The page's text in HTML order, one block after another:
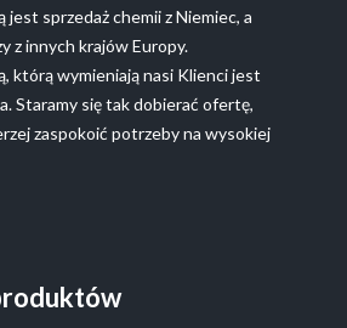
jest sprzedaż chemii z Niemiec, a
z innych krajów Europy.
którą wymieniają nasi Klienci jest
Staramy się tak dobierać ofertę,
zaspokoić potrzeby na wysokiej